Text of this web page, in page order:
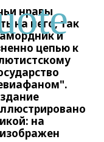
нравы
на него, так
и
цепью к
на